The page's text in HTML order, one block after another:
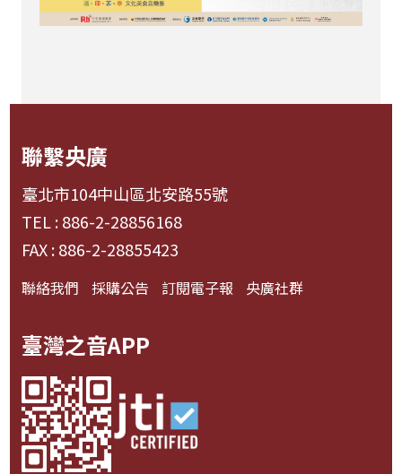
聯繫央廣
臺北市104中山區北安路55號
TEL : 886-2-28856168
FAX : 886-2-28855423
聯絡我們 採購公告 訂閱電子報 央廣社群
臺灣之音APP